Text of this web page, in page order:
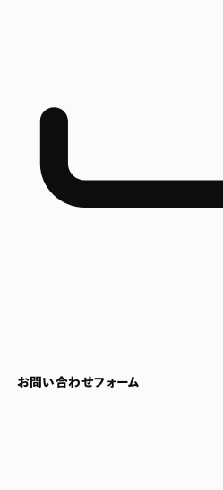
お問い合わせフォーム